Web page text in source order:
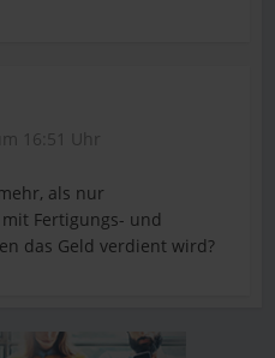
16:51 Uhr
als nur
Fertigungs- und
das Geld verdient wird?